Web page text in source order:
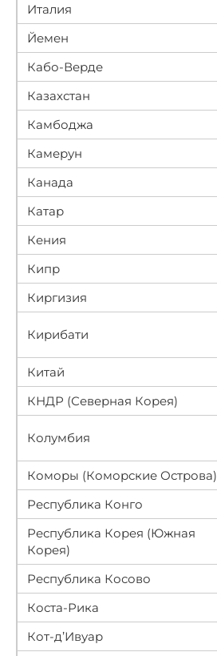
Италия
Йемен
Кабо-Верде
Казахстан
Камбоджа
Камерун
Канада
Катар
Кения
Кипр
Киргизия
Кирибати
Китай
КНДР (Северная Корея)
Колумбия
Коморы (Коморские Острова)
Республика Конго
Республика Корея (Южная
Корея)
Республика Косово
Коста-Рика
Кот-д’Ивуар